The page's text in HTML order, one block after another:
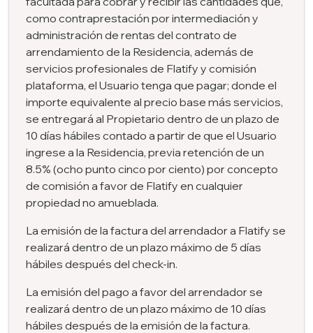
como contraprestación por intermediación y
administración de rentas del contrato de
arrendamiento de la Residencia, además de
servicios profesionales de Flatify y comisión
plataforma, el Usuario tenga que pagar; donde el
importe equivalente al precio base más servicios,
se entregará al Propietario dentro de un plazo de
10 días hábiles contado a partir de que el Usuario
ingrese a la Residencia, previa retención de un
8.5% (ocho punto cinco por ciento) por concepto
de comisión a favor de Flatify en cualquier
propiedad no amueblada.
La emisión de la factura del arrendador a Flatify se
realizará dentro de un plazo máximo de 5 días
hábiles después del check-in.
La emisión del pago a favor del arrendador se
realizará dentro de un plazo máximo de 10 días
hábiles después de la emisión de la factura.